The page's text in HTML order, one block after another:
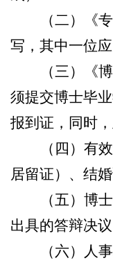
（二）《
写，其中一位
（三）《
须提交博士毕
报到证，同时
（四）有
居留证）、结
（五）博
出具的答辩决议
（六）人